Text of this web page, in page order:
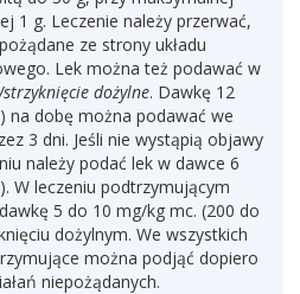
1 g. Leczenie należy przerwać,
ze strony układu
Lek można też podawać w
dożylne. Dawkę 12
na dobę można podawać we
3 dni. Jeśli nie wystąpią objawy
należy podać lek w dawce 6
W leczeniu podtrzymującym
5 do 10 mg/kg mc. (200 do
dożylnym. We wszystkich
można podjąć dopiero
niepożądanych.